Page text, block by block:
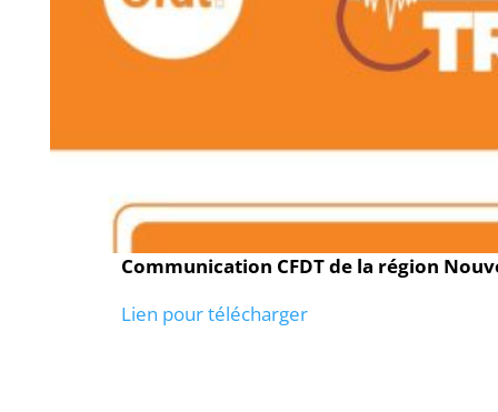
Communication CFDT de la région
Lien pour télécharger